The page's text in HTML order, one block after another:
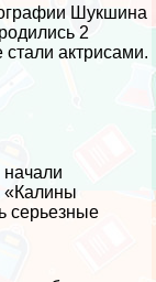
Шукшина
2
актрисами.
«Калины
серьезные